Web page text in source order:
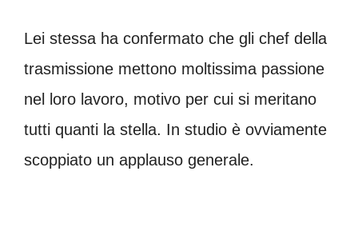
Lei stessa ha confermato che gli chef della
trasmissione mettono moltissima passione
nel loro lavoro, motivo per cui si meritano
tutti quanti la stella. In studio è ovviamente
scoppiato un applauso generale.